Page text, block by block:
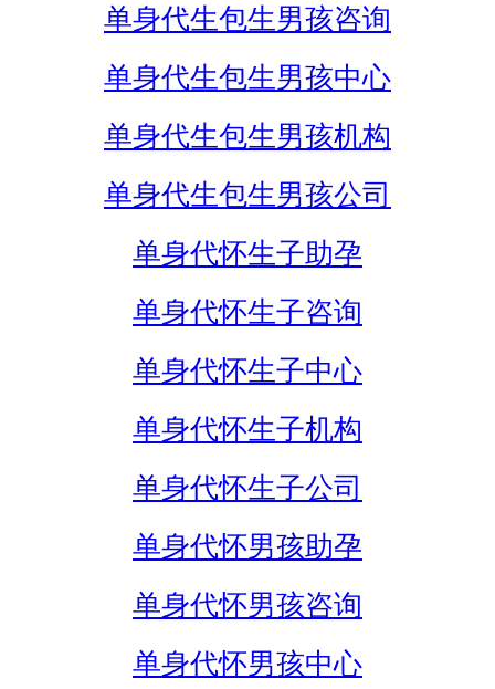
单身代生包生男孩咨询
单身代生包生男孩中心
单身代生包生男孩机构
单身代生包生男孩公司
单身代怀生子助孕
单身代怀生子咨询
单身代怀生子中心
单身代怀生子机构
单身代怀生子公司
单身代怀男孩助孕
单身代怀男孩咨询
单身代怀男孩中心